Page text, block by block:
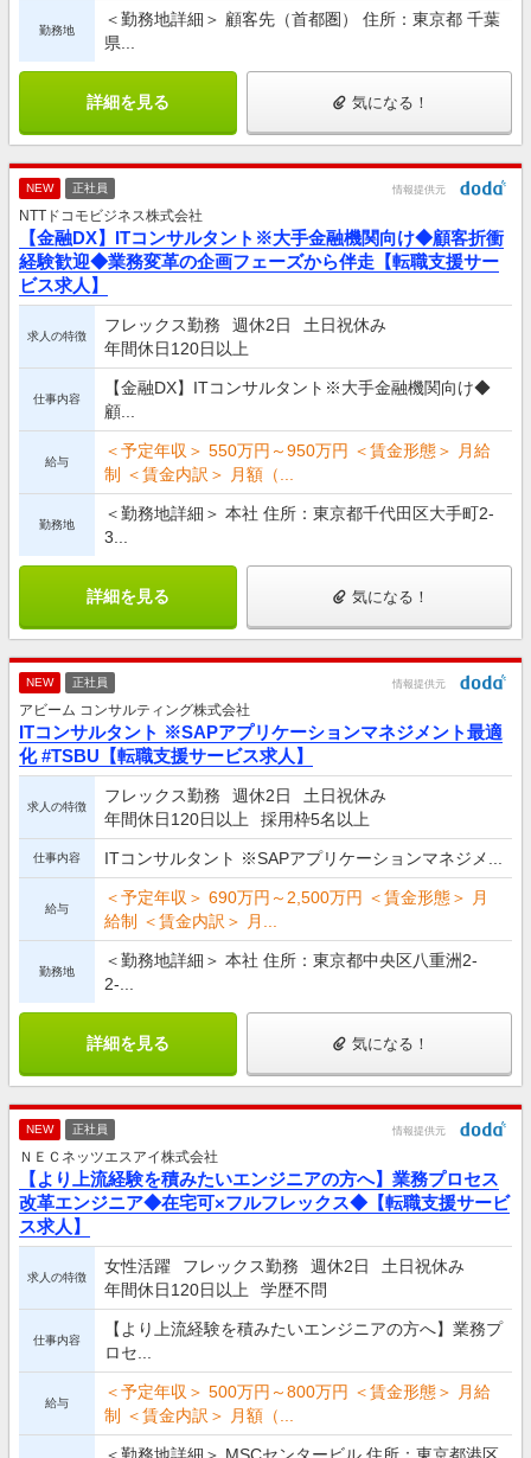
勤務地
＜勤務地詳細＞ 顧客先（首都圏） 住所：東京都 千葉
県...
詳細を見る 気になる！
NEW 正社員 情報提供元
NTTドコモビジネス株式会社
【金融DX】ITコンサルタント※大手金融機関向け◆顧客折衝
経験歓迎◆業務変革の企画フェーズから伴走【転職支援サー
ビス求人】
求人の特徴
フレックス勤務 週休2日
土日祝休み
年間休日120日以上
仕事内容
【金融DX】ITコンサルタント※大手金融機関向け◆
顧...
給与
＜予定年収＞ 550万円～950万円 ＜賃金形態＞ 月給
制 ＜賃金内訳＞ 月額（...
勤務地
＜勤務地詳細＞ 本社 住所：東京都千代田区大手町2-
3...
詳細を見る 気になる！
NEW 正社員 情報提供元
アビーム コンサルティング株式会社
ITコンサルタント ※SAPアプリケーションマネジメント最適
化 #TSBU【転職支援サービス求人】
求人の特徴
フレックス勤務 週休2日
土日祝休み
年間休日120日以上
採用枠5名以上
仕事内容 ITコンサルタント ※SAPアプリケーションマネジメ...
給与
＜予定年収＞ 690万円～2,500万円 ＜賃金形態＞ 月
給制 ＜賃金内訳＞ 月...
勤務地
＜勤務地詳細＞ 本社 住所：東京都中央区八重洲2-
2-...
詳細を見る 気になる！
NEW 正社員 情報提供元
ＮＥＣネッツエスアイ株式会社
【より上流経験を積みたいエンジニアの方へ】業務プロセス
改革エンジニア◆在宅可×フルフレックス◆【転職支援サービ
ス求人】
求人の特徴
女性活躍 フレックス勤務 週休2日
土日祝休み
年間休日120日以上
学歴不問
仕事内容
【より上流経験を積みたいエンジニアの方へ】業務プ
ロセ...
給与
＜予定年収＞ 500万円～800万円 ＜賃金形態＞ 月給
制 ＜賃金内訳＞ 月額（...
＜勤務地詳細＞ MSCセンタービル 住所：東京都港区